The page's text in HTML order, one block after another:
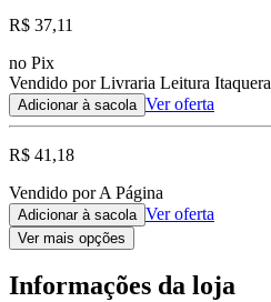
R$ 37,11
no Pix
Vendido por Livraria Leitura Itaquera
Adicionar à sacola Ver oferta
R$ 41,18
Vendido por A Página
Adicionar à sacola Ver oferta
Ver mais opções
Informações da loja